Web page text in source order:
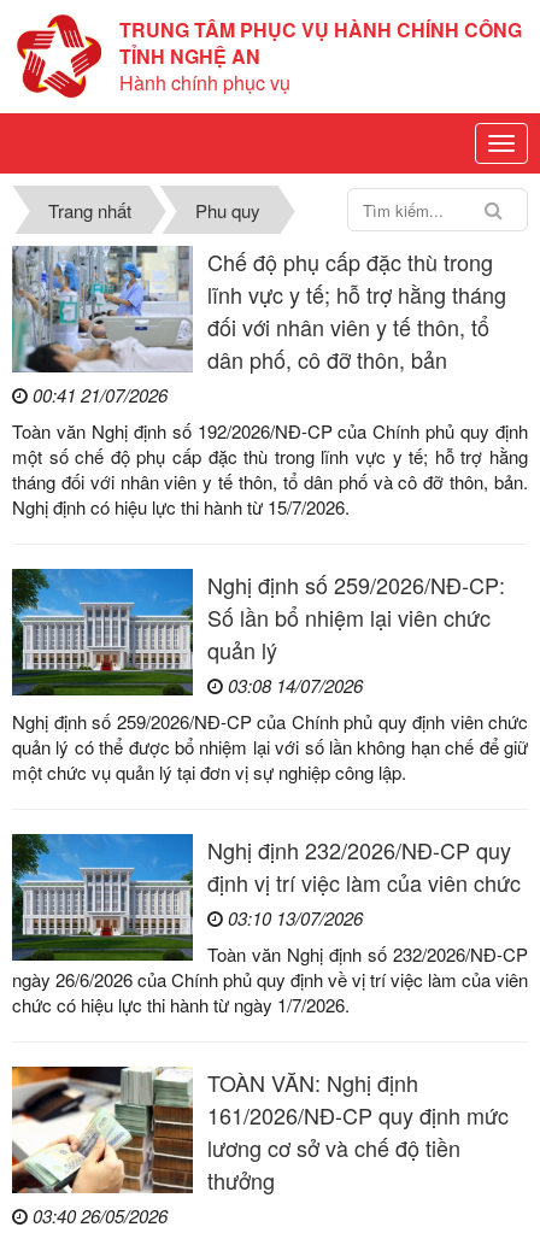
TRUNG TÂM PHỤC VỤ HÀNH CHÍNH CÔNG
TỈNH NGHỆ AN
Hành chính phục vụ
Trang nhất Phu quy
Chế độ phụ cấp đặc thù trong
lĩnh vực y tế; hỗ trợ hằng tháng
đối với nhân viên y tế thôn, tổ
dân phố, cô đỡ thôn, bản
00:41 21/07/2026
Toàn văn Nghị định số 192/2026/NĐ-CP của Chính phủ quy định
một số chế độ phụ cấp đặc thù trong lĩnh vực y tế; hỗ trợ hằng
tháng đối với nhân viên y tế thôn, tổ dân phố và cô đỡ thôn, bản.
Nghị định có hiệu lực thi hành từ 15/7/2026.
Nghị định số 259/2026/NĐ-CP:
Số lần bổ nhiệm lại viên chức
quản lý
03:08 14/07/2026
Nghị định số 259/2026/NĐ-CP của Chính phủ quy định viên chức
quản lý có thể được bổ nhiệm lại với số lần không hạn chế để giữ
một chức vụ quản lý tại đơn vị sự nghiệp công lập.
Nghị định 232/2026/NĐ-CP quy
định vị trí việc làm của viên chức
03:10 13/07/2026
Toàn văn Nghị định số 232/2026/NĐ-CP
ngày 26/6/2026 của Chính phủ quy định về vị trí việc làm của viên
chức có hiệu lực thi hành từ ngày 1/7/2026.
TOÀN VĂN: Nghị định
161/2026/NĐ-CP quy định mức
lương cơ sở và chế độ tiền
thưởng
03:40 26/05/2026